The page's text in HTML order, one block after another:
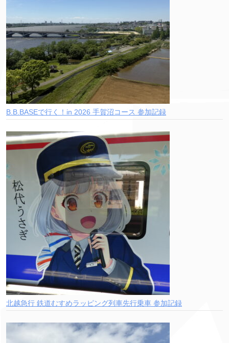
B.B.BASEで行く！in 2026 手賀沼コース 参加記録
北越急行 鉄道むすめラッピング列車先行乗車 参加記録